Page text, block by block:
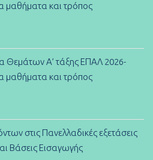
μαθήματα και τρόπος
Θεμάτων Α’ τάξης ΕΠΑΛ 2026-
μαθήματα και τρόπος
στις Πανελλαδικές εξετάσεις
Βάσεις Εισαγωγής